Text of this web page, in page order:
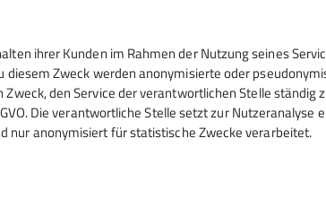
ihrer Kunden im Rahmen der Nutzung seines
diesem Zweck werden anonymisierte oder
den Service der verantwortlichen Stelle ständig
Die verantwortliche Stelle setzt zur Nutzeranalyse
nur anonymisiert für statistische Zwecke verarbeitet.